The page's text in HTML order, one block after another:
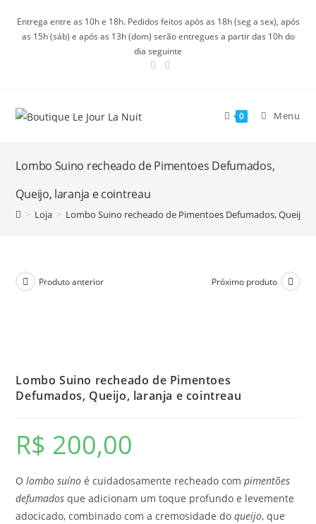
paraEntrega entre as 10h e 18h. Pedidos feitos após as 18h (seg a sex), após
as 15h (sáb) e após as 13h (dom) serão entregues a partir das 10h do
dia seguinte
0 Menu
Lombo Suino recheado de Pimentoes Defumados,
Queijo, laranja e cointreau
> Loja > Lombo Suino recheado de Pimentoes Defumados, Queijo,
Produto anterior Próximo produto
Lombo Suino recheado de Pimentoes
Defumados, Queijo, laranja e cointreau
R$ 200,00
Olombo suíno é cuidadosamente recheado compimentões
defumados que adicionam um toque profundo e levemente
adocicado, combinado com a cremosidade doqueijo, que